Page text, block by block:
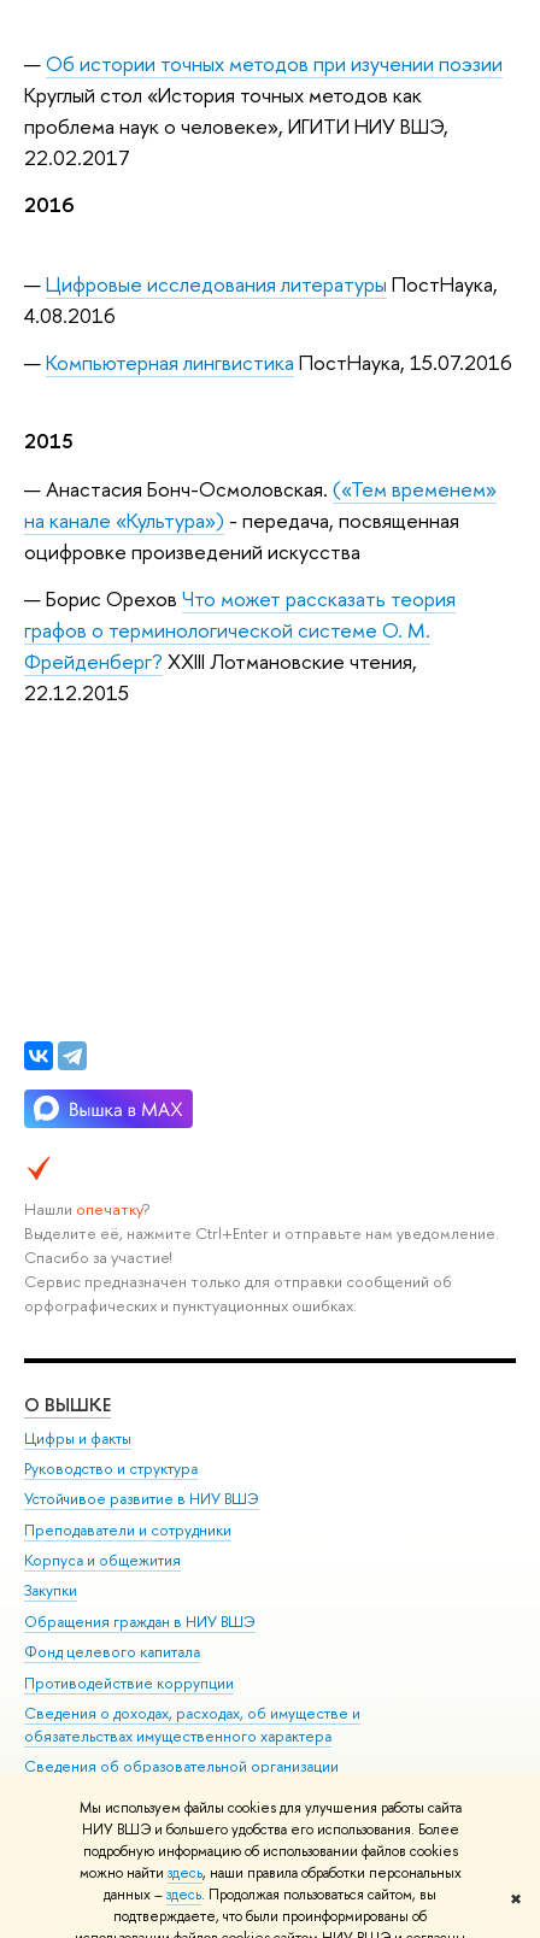
Мы используем файлы cookies для улучшения работы сайта
НИУ ВШЭ и большего удобства его использования. Более
подробную информацию об использовании файлов cookies
можно найти здесь, наши правила обработки персональных
данных –здесь. Продолжая пользоваться сайтом, вы
подтверждаете, что были проинформированы об
✖
Об истории точных методов при изучении поэзии
Круглый стол «История точных методов как
проблема наук о человеке», ИГИТИ НИУ ВШЭ,
22.02.2017
2016
Цифровые исследования литературы ПостНаука,
4.08.2016
Компьютерная лингвистика ПостНаука, 15.07.2016
2015
Анастасия Бонч-Осмоловская. («Тем временем»
на канале «Культура») - передача, посвященная
оцифровке произведений искусства
Борис Орехов Что может рассказать теория
графов о терминологической системе О. М.
Фрейденберг? XXIII Лотмановские чтения,
22.12.2015
Нашли опечатку?
Выделите её, нажмите Ctrl+Enter и отправьте нам уведомление.
Спасибо за участие!
Сервис предназначен только для отправки сообщений об
орфографических и пунктуационных ошибках.
О ВЫШКЕ
Цифры и факты
Руководство и структура
Устойчивое развитие в НИУ ВШЭ
Преподаватели и сотрудники
Корпуса и общежития
Закупки
Обращения граждан в НИУ ВШЭ
Фонд целевого капитала
Противодействие коррупции
Сведения о доходах, расходах, об имуществе и
обязательствах имущественного характера
Сведения об образовательной организации
Людям с ограниченными возможностями здоровья
Единая платежная страница
Работа в Вышке